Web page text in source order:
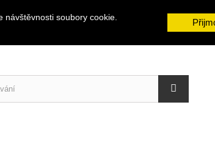
soubory cookie.